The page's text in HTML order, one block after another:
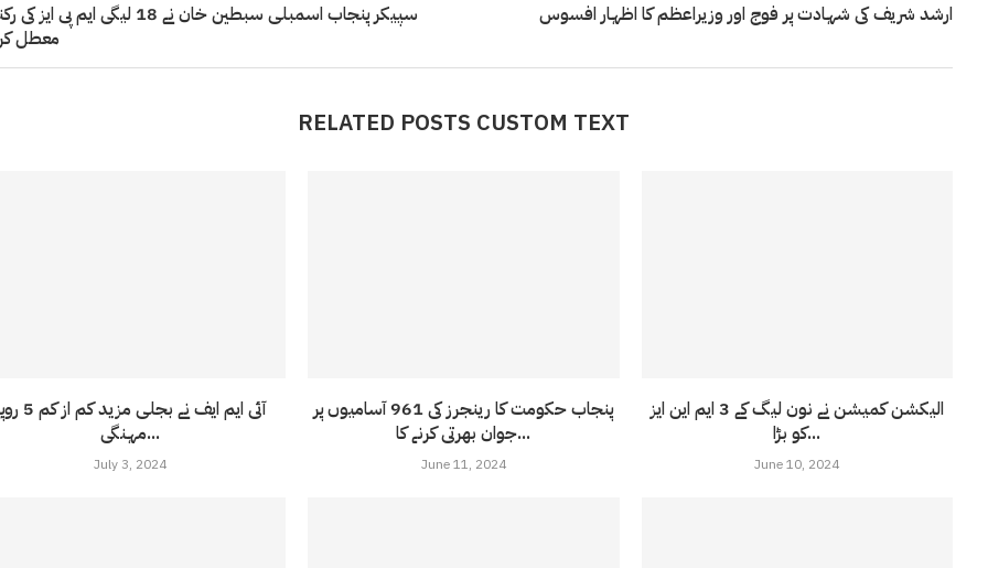
سپیکر پنجاب اسمبلی سبطین خان نے 18 لیگی ایم پی
معطل
ارشد شریف کی شہادت پر فوج اور وزیراعظم کا اظہار افسوس
RELATED POSTS CUSTOM TEXT
آئی ایم ایف نے بجلی
مہنگی...
July 3, 2024
پنجاب حکومت کا رینجرز کی 961 آسامیوں پر
جوان بھرتی کرنے کا...
June 11, 2024
الیکشن کمیشن نے نون لیگ کے 3 ایم این ایز
کو بڑا...
June 10, 2024